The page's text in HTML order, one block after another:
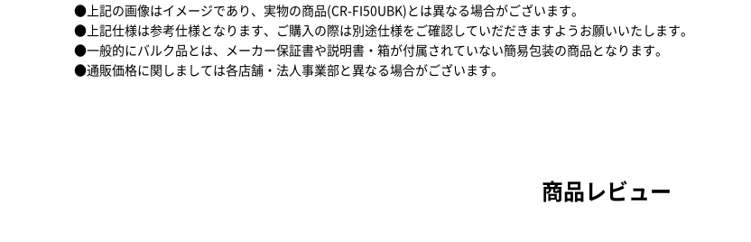
●上記の画像はイメージであり、実物の商品(CR-FI50UBK)とは異なる場合がございます。
●上記仕様は参考仕様となります、ご購入の際は別途仕様をご確認していだだきますようお願いいたします。
●一般的にバルク品とは、メーカー保証書や説明書・箱が付属されていない簡易包装の商品となります。
●通販価格に関しましては各店舗・法人事業部と異なる場合がございます。
商品レビュー